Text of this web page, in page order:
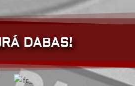
DABAS!